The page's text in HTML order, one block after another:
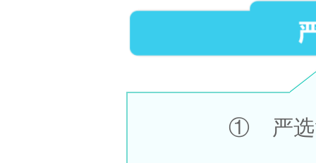
① 严选